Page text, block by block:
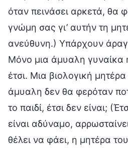
όταν πεινάσει αρκετά, θα
γνώμη σας γι’ αυτήν τη
ανεύθυνη.) Υπάρχουν
Μόνο μια άμυαλη γυναίκα
έτσι. Μια βιολογική
άμυαλη δεν θα φερόταν
το παιδί, έτσι δεν είναι;
είναι αδύναμο,
θέλει να φάει, η μητέρα